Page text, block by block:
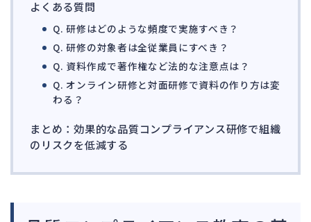
よくある質問
Q. 研修はどのような頻度で実施すべき？
Q. 研修の対象者は全従業員にすべき？
Q. 資料作成で著作権など法的な注意点は？
Q. オンライン研修と対面研修で資料の作り方は変
わる？
まとめ：効果的な品質コンプライアンス研修で組織
のリスクを低減する